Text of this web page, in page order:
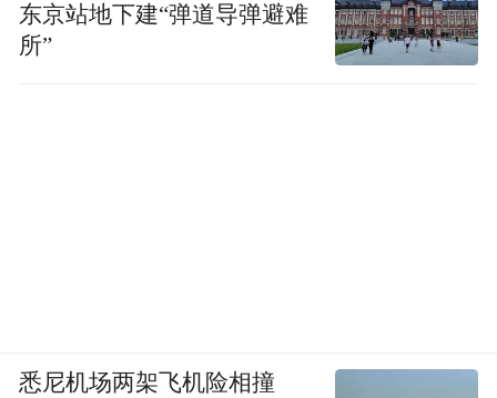
东京站地下建“弹道导弹避难
所”
悉尼机场两架飞机险相撞